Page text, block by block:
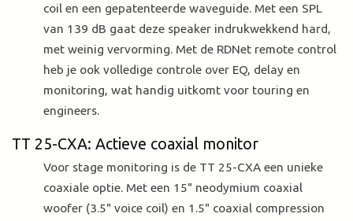
coil en een gepatenteerde waveguide. Met een SPL
van 139 dB gaat deze speaker indrukwekkend hard,
met weinig vervorming. Met de RDNet remote control
heb je ook volledige controle over EQ, delay en
monitoring, wat handig uitkomt voor touring en
engineers.
TT 25-CXA: Actieve coaxial monitor
Voor stage monitoring is de TT 25-CXA een unieke
coaxiale optie. Met een 15" neodymium coaxial
woofer (3.5" voice coil) en 1.5" coaxial compression